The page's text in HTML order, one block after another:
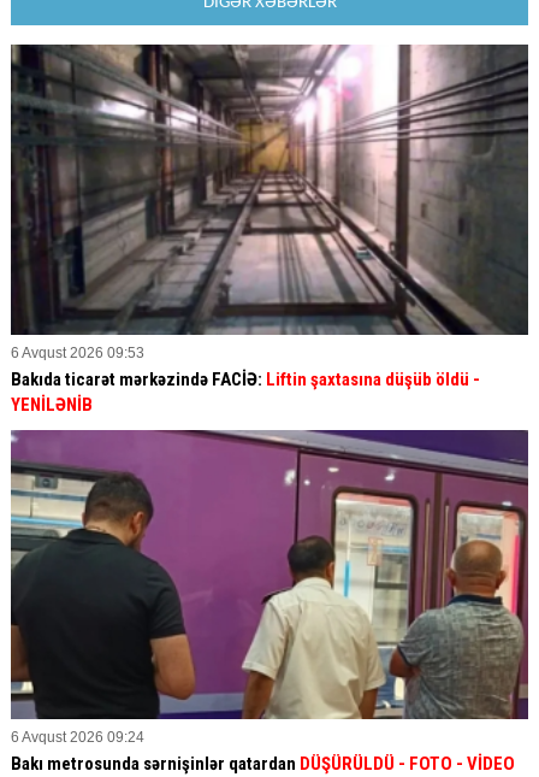
6 Avqust 2026 09:53
Bakıda ticarət mərkəzində FACİƏ: Liftin şaxtasına düşüb öldü -
YENİLƏNİB
6 Avqust 2026 09:24
Bakı metrosunda sərnişinlər qatardan DÜŞÜRÜLDÜ - FOTO - VİDEO